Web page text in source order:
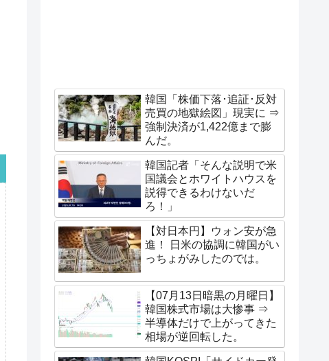
韓国「株価下落･追証･反対
売買の地獄絵図」現実に ⇒
強制決済が1,422億まで膨
んだ。
韓国記者「そんな説明で米
国議会とホワイトハウスを
説得できるわけないだ
ろ！」
【対日本円】ウォン安が急
進！ 日米の協調に韓国がい
っちょがみしたのでは。
【07月13日暗黒の月曜日】
韓国株式市場は大惨事 ⇒
半導体だけで上がってきた
相場が逆回転した。